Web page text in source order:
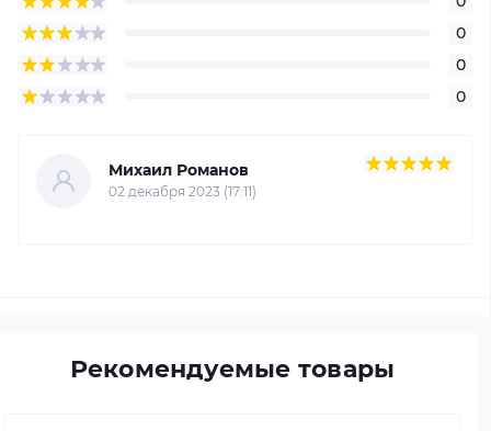
0
0
0
Михаил Романов
02 декабря 2023 (17:11)
Рекомендуемые товары